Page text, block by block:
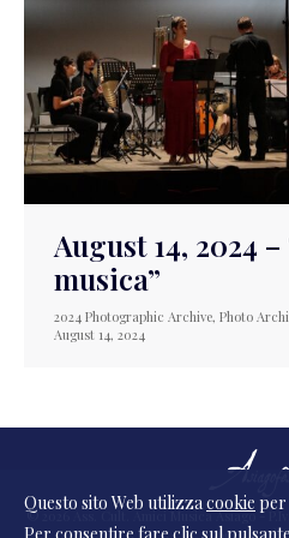
August 14, 2024
musica”
2024 Photographic Archive, Photo
August 14, 2024
© 2026 Ass. Cult. Amici Musica Asiago -
- 36010 Zanè
Questo sito Web utilizzacookie